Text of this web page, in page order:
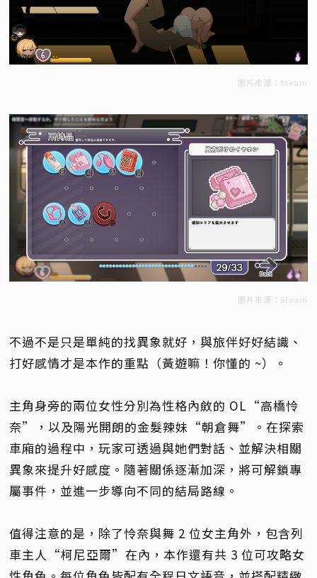
圖片來源：Steam
圖片來源：Steam
不過不是只是單純的找異象就好，與旅伴好好結識、
打好感情才是本作的重點（黃遊嘛！你懂的 ~）。
主角身旁的兩位女性分別為性格內斂的 OL“高橋怜
奈”，以及陽光開朗的金髮辣妹“朝倉舞”。在探索
車廂的過程中，玩家可透過與她們對話、並解決相關
異象來提升好感度。隨著關係逐漸加深，將可解鎖專
屬事件，並進一步導向不同的結局路線。
值得注意的是，除了怜奈與舞 2 位女主角外，包含列
車主人“柯尼亞爾”在內，本作還有共 3 位可攻略女